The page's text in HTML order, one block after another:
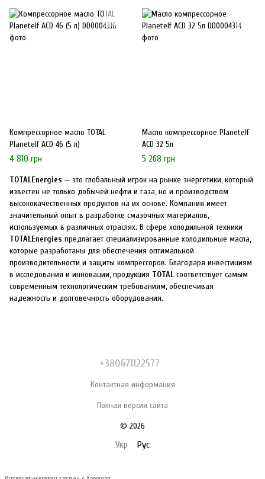
Компрессорное масло TOTAL
Planetelf ACD 46 (5 л)
4 810 грн
Масло компрессорное Planetelf
ACD 32 5л
5 268 грн
TOTALEnergies — это глобальный игрок на рынке энергетики, который
известен не только добычей нефти и газа, но и производством
высококачественных продуктов на их основе. Компания имеет
значительный опыт в разработке смазочных материалов,
используемых в различных отраслях. В сфере холодильной техники
TOTALEnergies предлагает специализированные холодильные масла,
которые разработаны для обеспечения оптимальной
производительности и защиты компрессоров. Благодаря инвестициям
в исследования и инновации, продукция TOTALсоответствует самым
современным технологическим требованиям, обеспечивая
надежность и долговечность оборудования.
+380671122577
Контактная информация
Полная версия сайта
© 2026
Укр Рус